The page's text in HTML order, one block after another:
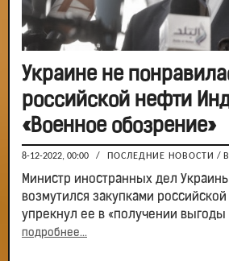
Украине не
российской нефти
«Военное обозрение»
8-12-2022, 00:00 / ПОСЛЕДНИЕ НОВОСТИ /
Министр иностранных дел
возмутился закупками
упрекнул ее в «получении выгоды
подробнее...